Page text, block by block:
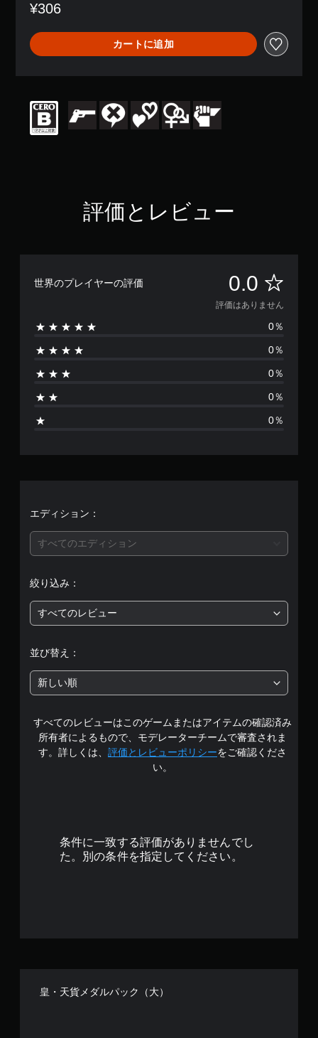
あ
ま
せ
ん
¥306
カートに追加
評価とレビュー
世界のプレイヤーの評価 0.0 評
価
は
あ
ま
評価はありません
0％
0％
0％
0％
0％
エディション：
すべてのエディション
絞り込み：
すべてのレビュー
並び替え：
新しい順
すべてのレビューはこのゲームまたはアイテムの確認済み
所有者によるもので、モデレーターチームで審査されま
す。詳しくは、 評価とレビューポリシーをご確認くださ
い。
条件に一致する評価がありませんでし
た。別の条件を指定してください。
皇・天貨メダルパック（大）